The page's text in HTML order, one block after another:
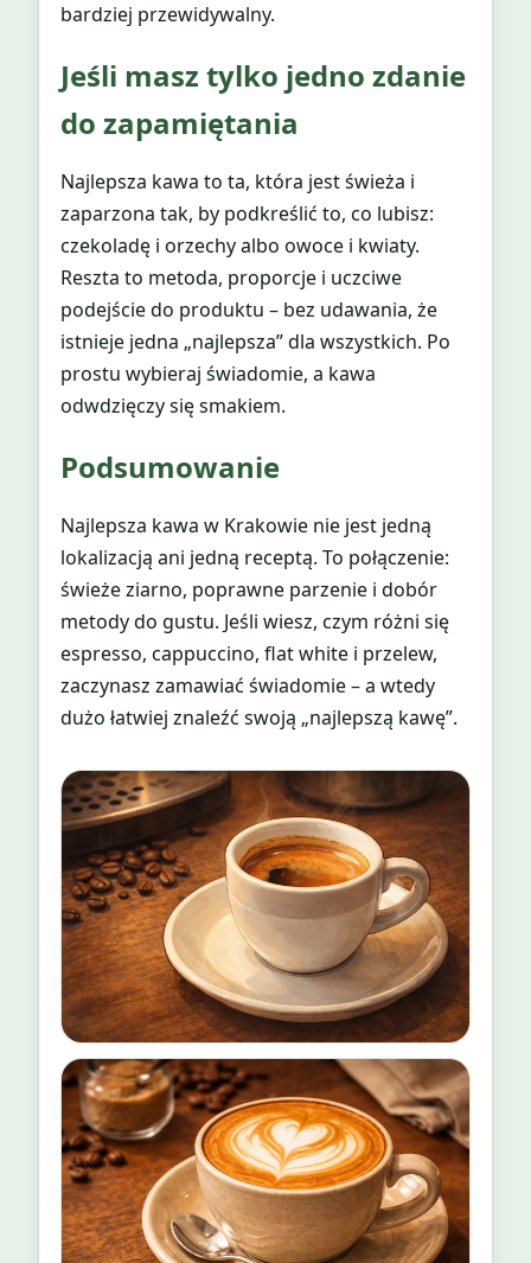
bardziej przewidywalny.
Jeśli masz tylko jedno zdanie
do zapamiętania
Najlepsza kawa to ta, która jest świeża i
zaparzona tak, by podkreślić to, co lubisz:
czekoladę i orzechy albo owoce i kwiaty.
Reszta to metoda, proporcje i uczciwe
podejście do produktu – bez udawania, że
istnieje jedna „najlepsza” dla wszystkich. Po
prostu wybieraj świadomie, a kawa
odwdzięczy się smakiem.
Podsumowanie
Najlepsza kawa w Krakowie nie jest jedną
lokalizacją ani jedną receptą. To połączenie:
świeże ziarno, poprawne parzenie i dobór
metody do gustu. Jeśli wiesz, czym różni się
espresso, cappuccino, flat white i przelew,
zaczynasz zamawiać świadomie – a wtedy
dużo łatwiej znaleźć swoją „najlepszą kawę”.